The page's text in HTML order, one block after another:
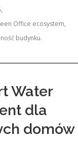
Office ecosystem,
budynku.
Water
dla
domów